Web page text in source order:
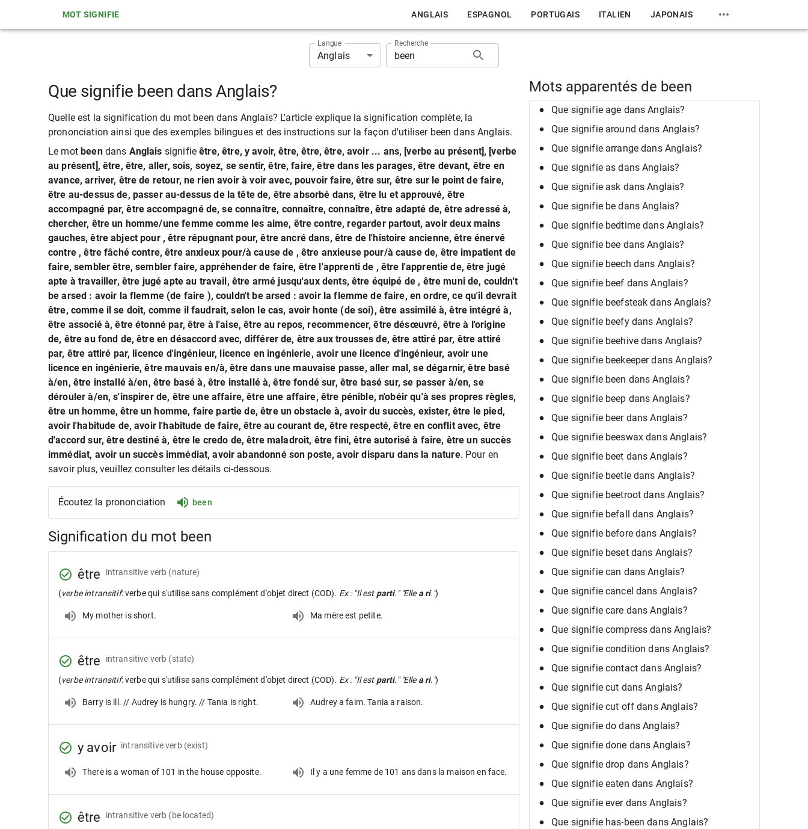
MOT SIGNIFIE ANGLAIS ESPAGNOL PORTUGAIS ITALIEN JAPONAIS
Langue
Anglais
Recherche
Que signifie been dans Anglais?
Quelle est la signification du mot been dans Anglais? L'article explique la signification complète, la
prononciation ainsi que des exemples bilingues et des instructions sur la façon d'utiliser been dans Anglais.
Le motbeendans Anglais signifieêtre, être, y avoir, être, être, être, avoir ... ans, [verbe au présent], [verbe
au présent], être, être, aller, sois, soyez, se sentir, être, faire, être dans les parages, être devant, être en
avance, arriver, être de retour, ne rien avoir à voir avec, pouvoir faire, être sur, être sur le point de faire,
être au-dessus de, passer au-dessus de la tête de, être absorbé dans, être lu et approuvé, être
accompagné par, être accompagné de, se connaître, connaître, connaître, être adapté de, être adressé à,
chercher, être un homme/une femme comme les aime, être contre, regarder partout, avoir deux mains
gauches, être abject pour , être répugnant pour, être ancré dans, être de l'histoire ancienne, être énervé
contre , être fâché contre, être anxieux pour/à cause de , être anxieuse pour/à cause de, être impatient de
faire, sembler être, sembler faire, appréhender de faire, être l'apprenti de , être l'apprentie de, être jugé
apte à travailler, être jugé apte au travail, être armé jusqu'aux dents, être équipé de , être muni de, couldn't
be arsed : avoir la flemme (de faire ), couldn't be arsed : avoir la flemme de faire, en ordre, ce qu'il devrait
être, comme il se doit, comme il faudrait, selon le cas, avoir honte (de soi), être assimilé à, être intégré à,
être associé à, être étonné par, être à l'aise, être au repos, recommencer, être désœuvré, être à l'origine
de, être au fond de, être en désaccord avec, différer de, être aux trousses de, être attiré par, être attiré
par, être attiré par, licence d'ingénieur, licence en ingénierie, avoir une licence d'ingénieur, avoir une
licence en ingénierie, être mauvais en/à, être dans une mauvaise passe, aller mal, se dégarnir, être basé
à/en, être installé à/en, être basé à, être installé à, être fondé sur, être basé sur, se passer à/en, se
dérouler à/en, s'inspirer de, être une affaire, être une affaire, être pénible, n'obéir qu'à ses propres règles,
être un homme, être un homme, faire partie de, être un obstacle à, avoir du succès, exister, être le pied,
avoir l'habitude de, avoir l'habitude de faire, être au courant de, être respecté, être en conflit avec, être
d'accord sur, être destiné à, être le credo de, être maladroit, être fini, être autorisé à faire, être un succès
immédiat, avoir un succès immédiat, avoir abandonné son poste, avoir disparu dans la nature. Pour en
savoir plus, veuillez consulter les détails ci-dessous.
Écoutez la prononciation been
Signification du mot been
être intransitive verb (nature)
(verbe intransitif: verbe qui s'utilise sans complément d'objet direct (COD). Ex : "Il est parti." "Elle a ri.")
My mother is short. Ma mère est petite.
être intransitive verb (state)
(verbe intransitif: verbe qui s'utilise sans complément d'objet direct (COD). Ex : "Il est parti." "Elle a ri.")
Barry is ill. // Audrey is hungry. // Tania is right. Audrey a faim. Tania a raison.
y avoir intransitive verb (exist)
There is a woman of 101 in the house opposite. Il y a une femme de 101 ans dans la maison en face.
être intransitive verb (be located)
Mots apparentés de been
Que signifie age dans Anglais?
Que signifie around dans Anglais?
Que signifie arrange dans Anglais?
Que signifie as dans Anglais?
Que signifie ask dans Anglais?
Que signifie be dans Anglais?
Que signifie bedtime dans Anglais?
Que signifie bee dans Anglais?
Que signifie beech dans Anglais?
Que signifie beef dans Anglais?
Que signifie beefsteak dans Anglais?
Que signifie beefy dans Anglais?
Que signifie beehive dans Anglais?
Que signifie beekeeper dans Anglais?
Que signifie been dans Anglais?
Que signifie beep dans Anglais?
Que signifie beer dans Anglais?
Que signifie beeswax dans Anglais?
Que signifie beet dans Anglais?
Que signifie beetle dans Anglais?
Que signifie beetroot dans Anglais?
Que signifie befall dans Anglais?
Que signifie before dans Anglais?
Que signifie beset dans Anglais?
Que signifie can dans Anglais?
Que signifie cancel dans Anglais?
Que signifie care dans Anglais?
Que signifie compress dans Anglais?
Que signifie condition dans Anglais?
Que signifie contact dans Anglais?
Que signifie cut dans Anglais?
Que signifie cut off dans Anglais?
Que signifie do dans Anglais?
Que signifie done dans Anglais?
Que signifie drop dans Anglais?
Que signifie eaten dans Anglais?
Que signifie ever dans Anglais?
Que signifie has-been dans Anglais?